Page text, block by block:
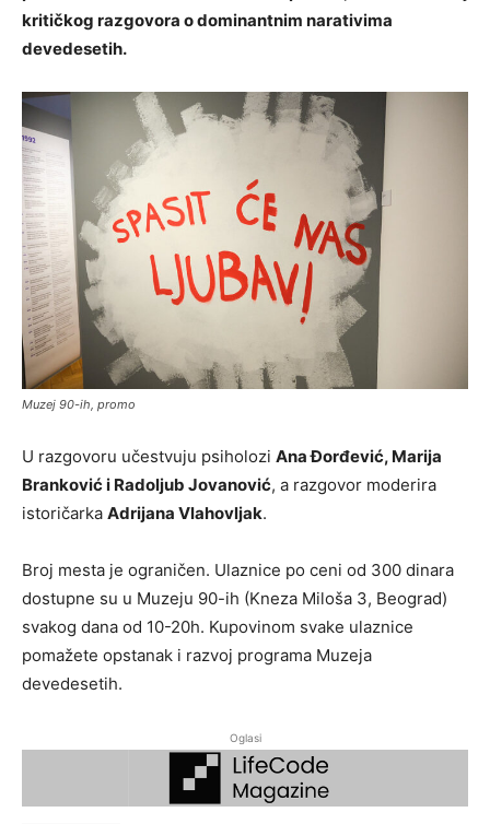
kritičkog razgovora o dominantnim narativima
devedesetih.
Muzej 90-ih, promo
U razgovoru učestvuju psiholozi Ana Đorđević, Marija
Branković i Radoljub Jovanović, a razgovor moderira
istoričarka Adrijana Vlahovljak.
Broj mesta je ograničen. Ulaznice po ceni od 300 dinara
dostupne su u Muzeju 90-ih (Kneza Miloša 3, Beograd)
svakog dana od 10-20h. Kupovinom svake ulaznice
pomažete opstanak i razvoj programa Muzeja
devedesetih.
Oglasi